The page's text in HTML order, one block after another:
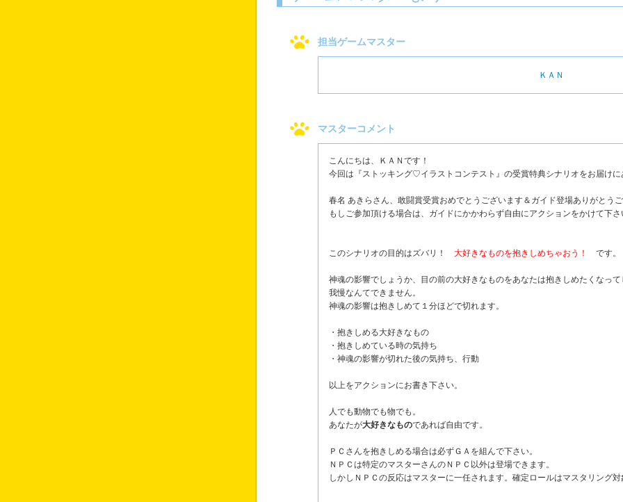
担当ゲームマスター
ＫＡＮ
マスターコメント
こんにちは、ＫＡＮです！
今回は『ストッキング♡イラストコンテスト』の受賞特典シナリオをお届け
春名 あきらさん、敢闘賞受賞おめでとうございます＆ガイド登場ありがとう
もしご参加頂ける場合は、ガイドにかかわらず自由にアクションをかけて下さ
このシナリオの目的はズバリ！ 大好きなものを抱きしめちゃおう！ です。
神魂の影響でしょうか、目の前の大好きなものをあなたは抱きしめたくなっ
我慢なんてできません。
神魂の影響は抱きしめて１分ほどで切れます。
・抱きしめる大好きなもの
・抱きしめている時の気持ち
・神魂の影響が切れた後の気持ち、行動
以上をアクションにお書き下さい。
人でも動物でも物でも。
あなたが大好きなものであれば自由です。
ＰＣさんを抱きしめる場合は必ずＧＡを組んで下さい。
ＮＰＣは特定のマスターさんのＮＰＣ以外は登場できます。
しかしＮＰＣの反応はマスターに一任されます。確定ロールはマスタリング